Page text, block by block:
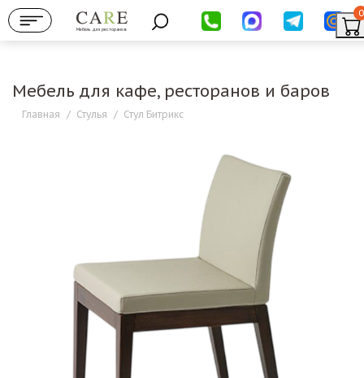
Мебель для ресторанов
0
Мебель для кафе, ресторанов и баров
Главная / Стулья / Стул Битрикс